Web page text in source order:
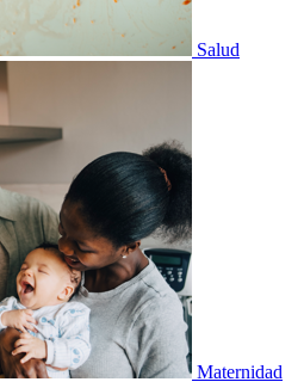
Salud
Maternidad